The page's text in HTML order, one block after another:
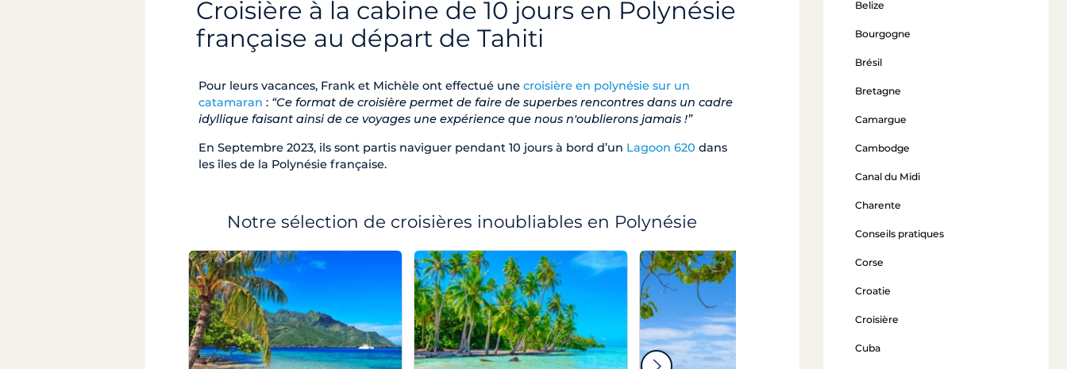
Croisière à la cabine de 10 jours en Polynésie
française au départ de Tahiti
Pour leurs vacances, Frank et Michèle ont effectué une croisière en polynésie sur un
catamaran : “Ce format de croisière permet de faire de superbes rencontres dans un cadre
idyllique faisant ainsi de ce voyages une expérience que nous n'oublierons jamais !”
En Septembre 2023, ils sont partis naviguer pendant 10 jours à bord d’un Lagoon 620 dans
les îles de la Polynésie française.
Notre sélection de croisières inoubliables en Polynésie
Belize
Bourgogne
Brésil
Bretagne
Camargue
Cambodge
Canal du Midi
Charente
Conseils pratiques
Corse
Croatie
Croisière
Cuba